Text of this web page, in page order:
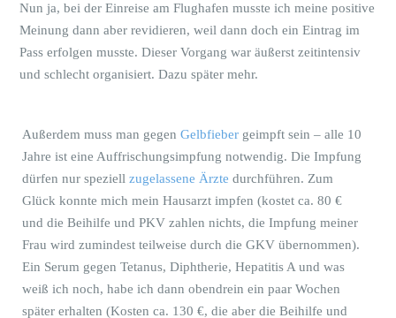
Nun ja, bei der Einreise am Flughafen musste ich meine positive
Meinung dann aber revidieren, weil dann doch ein Eintrag im
Pass erfolgen musste. Dieser Vorgang war äußerst zeitintensiv
und schlecht organisiert. Dazu später mehr.
Außerdem muss man gegen Gelbfieber geimpft sein – alle 10
Jahre ist eine Auffrischungsimpfung notwendig. Die Impfung
dürfen nur speziell zugelassene Ärzte durchführen. Zum
Glück konnte mich mein Hausarzt impfen (kostet ca. 80 €
und die Beihilfe und PKV zahlen nichts, die Impfung meiner
Frau wird zumindest teilweise durch die GKV übernommen).
Ein Serum gegen Tetanus, Diphtherie, Hepatitis A und was
weiß ich noch, habe ich dann obendrein ein paar Wochen
später erhalten (Kosten ca. 130 €, die aber die Beihilfe und